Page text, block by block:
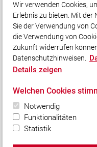
Ein Jahr später, am 23.
nächste große Ereignis
Teilnehmern. Zur
bekam die Aktive
in Person von Stefan
Wir verwenden Cookies,
Erlebnis zu bieten. Mit
Sie der Verwendung von
die Verwendung von
Zukunft widerrufen
Datenschutzhinweisen.
Details zeigen
Welchen Cookies
Notwendig
Funktionalitäten
Statistik